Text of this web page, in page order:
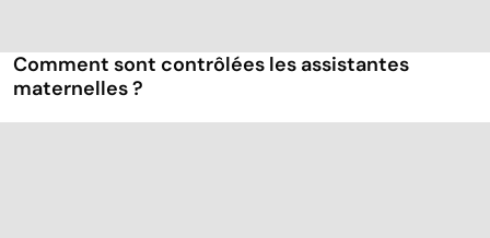
Comment sont contrôlées les assistantes
maternelles ?